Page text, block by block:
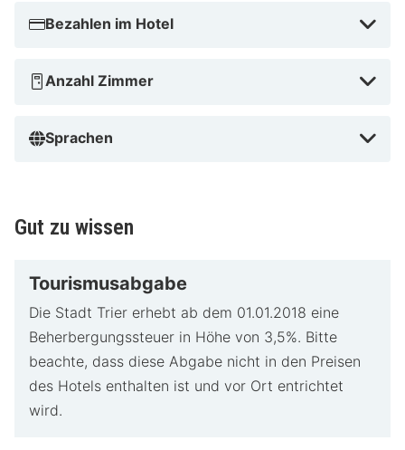
Bezahlen im Hotel
Anzahl Zimmer
Sprachen
Gut zu wissen
Tourismusabgabe
Die Stadt Trier erhebt ab dem 01.01.2018 eine
Beherbergungssteuer in Höhe von 3,5%. Bitte
beachte, dass diese Abgabe nicht in den Preisen
des Hotels enthalten ist und vor Ort entrichtet
wird.